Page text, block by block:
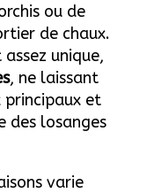
ou de
de chaux.
unique,
, ne laissant
et
des losanges
varie